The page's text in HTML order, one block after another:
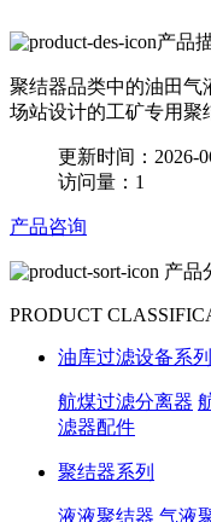
产品
聚结器品类中的油田气
场站设计的工矿专用聚
更新时间：2026-
访问量：1
产品咨询
产品
PRODUCT
油库过滤设备系列
航煤过滤分离器
滤器配件
聚结器系列
液液聚结器 气液